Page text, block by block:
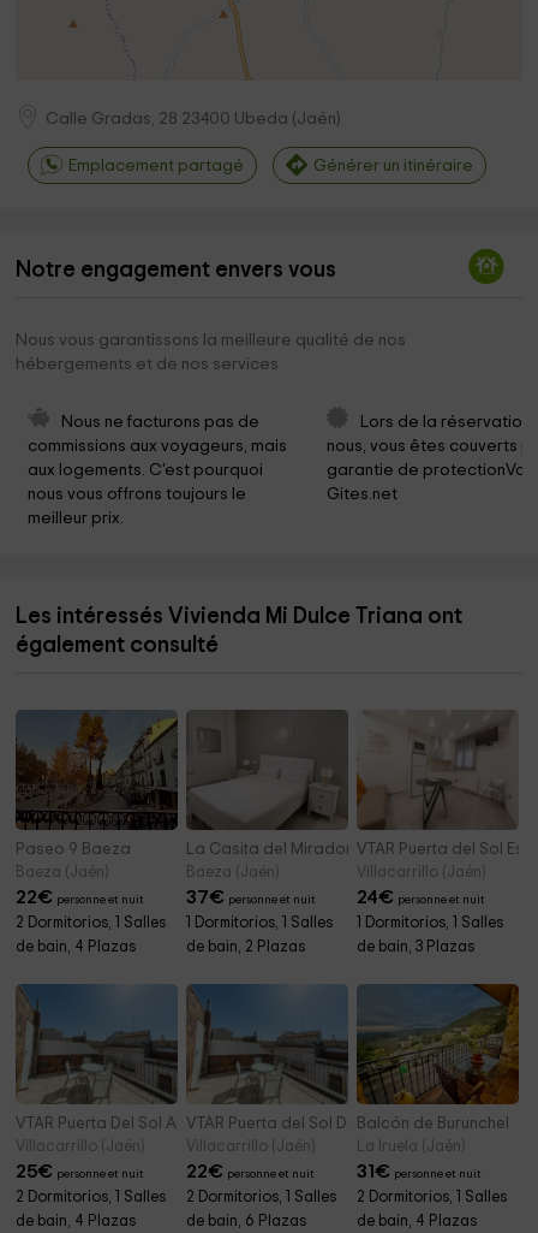
Calle Gradas, 28 23400 Ubeda (Jaén)
Emplacement partagé Générer un itinéraire
Notre engagement envers vous
Nous vous garantissons la meilleure qualité de nos
hébergements et de nos services
Nous ne facturons pas de
commissions aux voyageurs, mais
aux logements. C'est pourquoi
nous vous offrons toujours le
meilleur prix.
Lors de la réservation
nous, vous êtes couverts
garantie de
Gites.net
Les intéressés Vivienda Mi Dulce Triana ont
également consulté
Paseo 9 Baeza
Baeza (Jaén)
22€ personne et nuit
2 Dormitorios, 1 Salles
de bain, 4 Plazas
La Casita del Mirador
Baeza (Jaén)
37€ personne et nuit
1 Dormitorios, 1 Salles
de bain, 2 Plazas
VTAR Puerta del Sol
Villacarrillo (Jaén)
24€ personne et nuit
1 Dormitorios, 1 Salles
de bain, 3 Plazas
VTAR Puerta Del Sol Apartamento
Villacarrillo (Jaén)
25€ personne et nuit
2 Dormitorios, 1 Salles
de bain, 4 Plazas
VTAR Puerta del Sol Dúplex
Villacarrillo (Jaén)
22€ personne et nuit
2 Dormitorios, 1 Salles
de bain, 6 Plazas
Balcón de Burunchel
La Iruela (Jaén)
31€ personne et nuit
2 Dormitorios, 1 Salles
de bain, 4 Plazas